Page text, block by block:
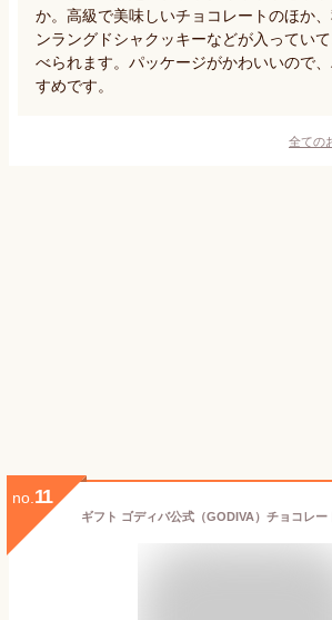
か。高級で美味しいチョコレートのほか
ンラングドシャクッキーなどが入ってい
べられます。パッケージがかわいいので
すめです。
全ての
no. 11